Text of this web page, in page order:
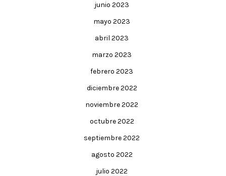
junio 2023
mayo 2023
abril 2023
marzo 2023
febrero 2023
diciembre 2022
noviembre 2022
octubre 2022
septiembre 2022
agosto 2022
julio 2022